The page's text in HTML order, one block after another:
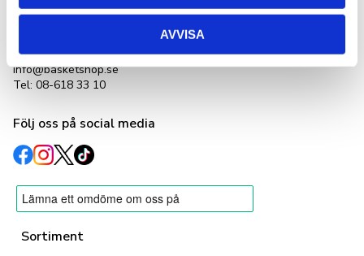
AVVISA
org nr: 556231-4152
info@basketshop.se
Tel: 08-618 33 10
Följ oss på social media
Sortiment